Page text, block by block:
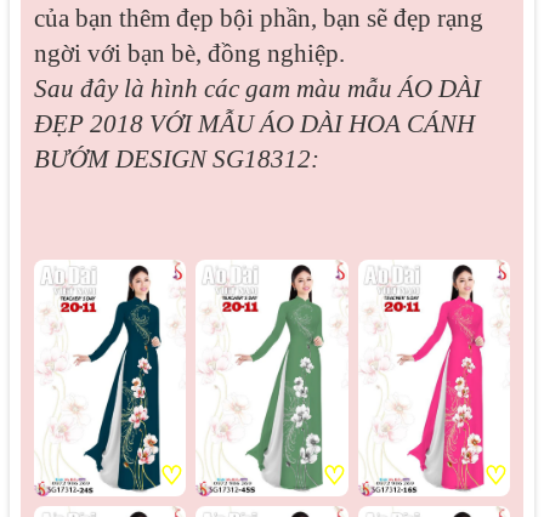
của bạn thêm đẹp bội phần, bạn sẽ đẹp rạng
ngời với bạn bè, đồng nghiệp.
Sau đây là hình các gam màu mẫuÁO DÀI
ĐẸP 2018 VỚI MẪU ÁO DÀI HOA CÁNH
BƯỚM DESIGN SG18312:
♡ ♡ ♡